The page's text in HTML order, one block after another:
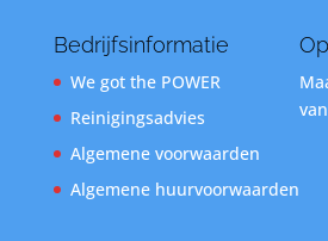
Bedrijfsinformatie
We got the POWER
Reinigingsadvies
Algemene voorwaarden
Algemene huurvoorwaarden